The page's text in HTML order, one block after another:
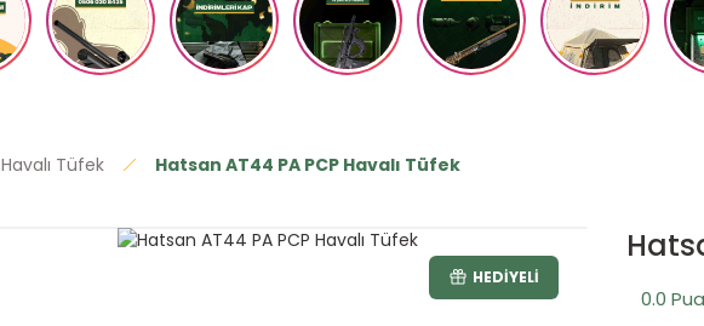
Havalı Tüfek Hatsan AT44 PA PCP Havalı Tüfek
HEDIYELI
0.0